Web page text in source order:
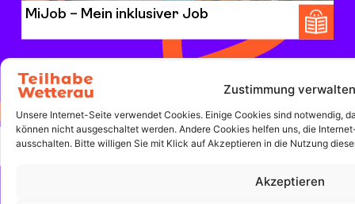
Zustimmung verwalten
Unsere Internet-Seite verwendet Cookies. Einige Cookies sind notwendig,
können nicht ausgeschaltet werden. Andere Cookies helfen uns, die
ausschalten. Bitte willigen Sie mit Klick auf Akzeptieren in die Nutzung
Akzeptieren
MiJob – Mein inklusiver Job